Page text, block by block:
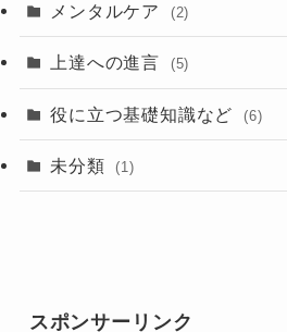
メンタルケア (2)
上達への進言 (5)
役に立つ基礎知識など (6)
未分類 (1)
スポンサーリンク